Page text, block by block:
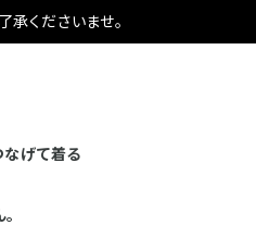
くださいませ。
なげて着る